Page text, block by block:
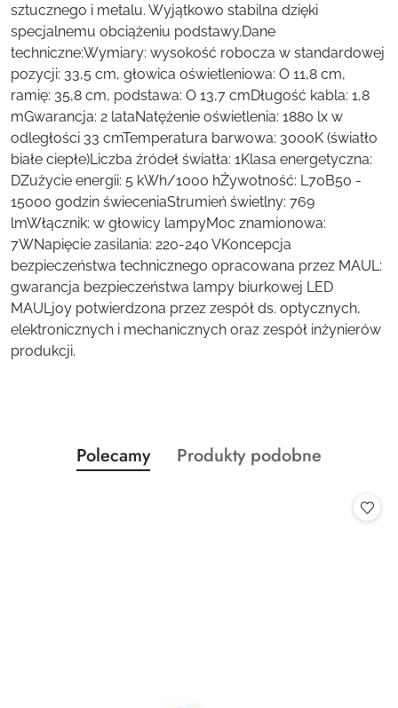
sztucznego i metalu. Wyjątkowo stabilna dzięki
specjalnemu obciążeniu podstawy.Dane
techniczne:Wymiary: wysokość robocza w standardowej
pozycji: 33,5 cm, głowica oświetleniowa: O 11,8 cm,
ramię: 35,8 cm, podstawa: O 13,7 cmDługość kabla: 1,8
mGwarancja: 2 lataNatężenie oświetlenia: 1880 lx w
odległości 33 cmTemperatura barwowa: 3000K (światło
białe ciepłe)Liczba źródeł światła: 1Klasa energetyczna:
DZużycie energii: 5 kWh/1000 hŻywotność: L70B50 -
15000 godzin świeceniaStrumień świetlny: 769
lmWłącznik: w głowicy lampyMoc znamionowa:
7WNapięcie zasilania: 220-240 VKoncepcja
bezpieczeństwa technicznego opracowana przez MAUL:
gwarancja bezpieczeństwa lampy biurkowej LED
MAULjoy potwierdzona przez zespół ds. optycznych,
elektronicznych i mechanicznych oraz zespół inżynierów
produkcji.
Pomiń karuzelę produktów
Produkty
o
Polecamy
Produkty
Produkty podobne